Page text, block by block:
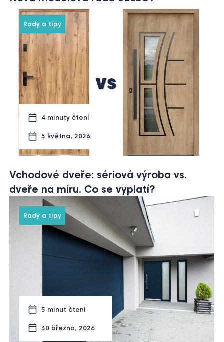
Rady a tipy
4 minuty čtení
5 května, 2026
dveře na míru. Co se vyplatí?
Rady a tipy
5 minut čtení
30 března, 2026